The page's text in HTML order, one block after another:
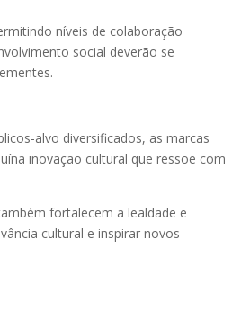
níveis de colaboração
social deverão se
alvo diversificados, as marcas
inovação cultural que ressoe com
fortalecem a lealdade e
cultural e inspirar novos